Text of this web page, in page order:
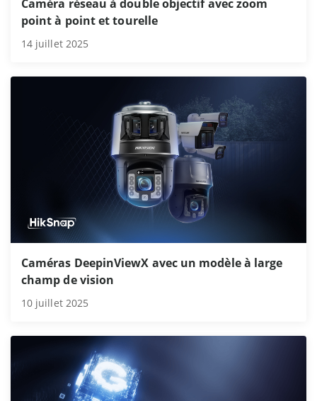
Caméra réseau à double objectif avec zoom
point à point et tourelle
14 juillet 2025
Caméras DeepinViewX avec un modèle à large
champ de vision
10 juillet 2025